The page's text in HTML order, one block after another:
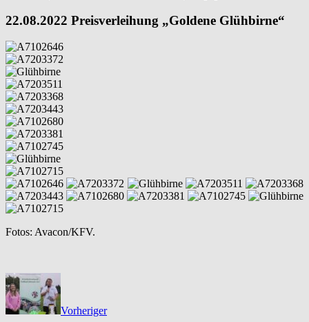
22.08.2022 Preisverleihung „Goldene Glühbirne“
Fotos: Avacon/KFV.
Vorheriger